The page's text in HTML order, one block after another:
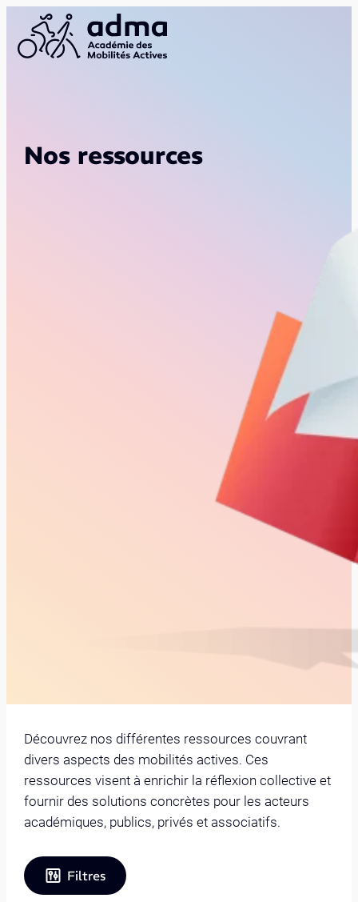
Nos ressources
Découvrez nos différentes ressources couvrant
divers aspects des mobilités actives. Ces
ressources visent à enrichir la réflexion collective et
fournir des solutions concrètes pour les acteurs
académiques, publics, privés et associatifs.
Filtres